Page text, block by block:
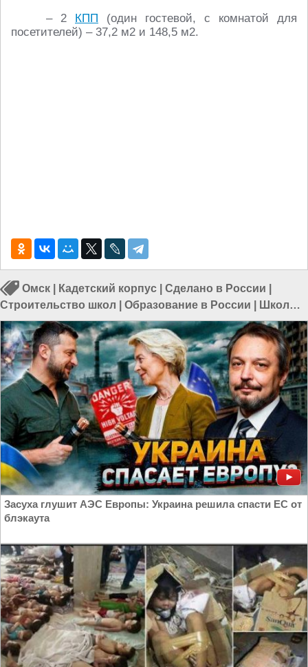
– 2 КПП (один гостевой, с комнатой для
посетителей) – 37,2 м2 и 148,5 м2.
Омск Кадетский корпус Сделано в России
Строительство школ
Образование в России
Школы
в России|Строительство в России|Образование в
Омске
Засуха глушит АЭС Европы: Украина решила спасти ЕС от
блэкаута